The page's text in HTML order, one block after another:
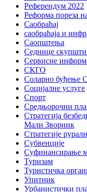
Референдум 2022
Реформа пореза
Саобраћај
саобраћаја и
Саопштења
Седнице
Сервисне
СКГО
Соларно буђење
Социјалне услуге
Спорт
Средњорочни
Стратегија
Мали Зворник
Стратегије
Субвенције
Суфинансирање
Туризам
Туристичка
Упитник
Урбанистички